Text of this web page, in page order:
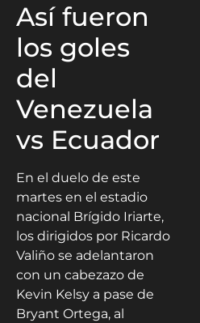
Así fueron
los goles
del
Venezuela
vs Ecuador
En el duelo de este
martes en el estadio
nacional Brígido Iriarte,
los dirigidos por Ricardo
Valiño se adelantaron
con un cabezazo de
Kevin Kelsy a pase de
Bryant Ortega, al